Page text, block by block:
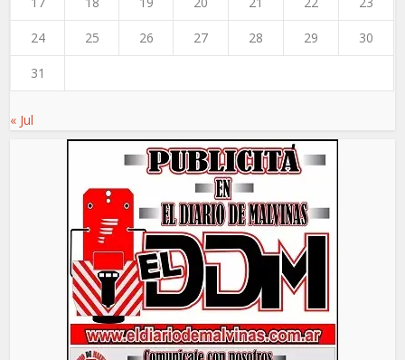
24 25 26 27 28 29 30
31
« Jul